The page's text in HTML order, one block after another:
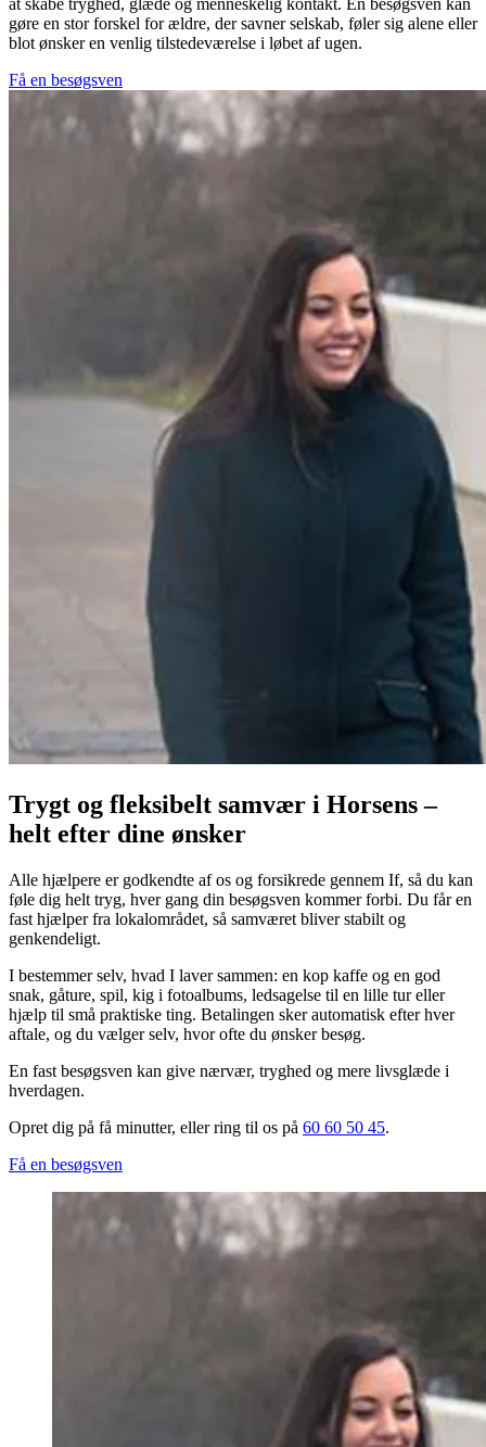
at skabe tryghed, glæde og menneskelig kontakt. En besøgsven kan
gøre en stor forskel for ældre, der savner selskab, føler sig alene eller
blot ønsker en venlig tilstedeværelse i løbet af ugen.
Få en besøgsven
Trygt og fleksibelt samvær i Horsens –
helt efter dine ønsker
Alle hjælpere er godkendte af os og forsikrede gennem If, så du kan
føle dig helt tryg, hver gang din besøgsven kommer forbi. Du får en
fast hjælper fra lokalområdet, så samværet bliver stabilt og
genkendeligt.
I bestemmer selv, hvad I laver sammen: en kop kaffe og en god
snak, gåture, spil, kig i fotoalbums, ledsagelse til en lille tur eller
hjælp til små praktiske ting. Betalingen sker automatisk efter hver
aftale, og du vælger selv, hvor ofte du ønsker besøg.
En fast besøgsven kan give nærvær, tryghed og mere livsglæde i
hverdagen.
Opret dig på få minutter, eller ring til os på 60 60 50 45.
Få en besøgsven